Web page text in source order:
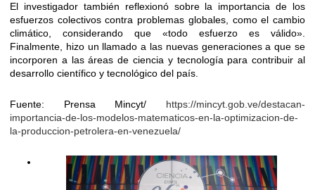
El investigador también reflexionó sobre la importancia de los
esfuerzos colectivos contra problemas globales, como el cambio
climático, considerando que «todo esfuerzo es válido».
Finalmente, hizo un llamado a las nuevas generaciones a que se
incorporen a las áreas de ciencia y tecnología para contribuir al
desarrollo científico y tecnológico del país.
Fuente: Prensa Mincyt/ https://mincyt.gob.ve/destacan-
importancia-de-los-modelos-matematicos-en-la-optimizacion-de-
la-produccion-petrolera-en-venezuela/